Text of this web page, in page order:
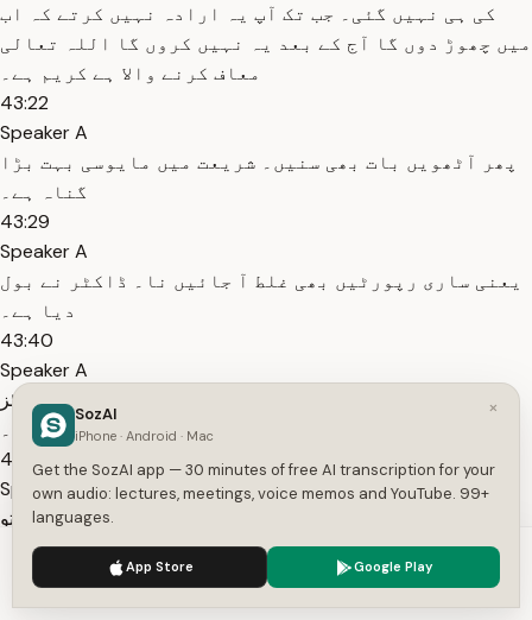
کی ہی نہیں گئی۔ جب تک آپ یہ ارادہ نہیں کرتے کہ اب
میں چھوڑ دوں گا آج کے بعد یہ نہیں کروں گا اللہ تعالی
معاف کرنے والا ہے کریم ہے۔
43:22
Speaker A
پھر آٹھویں بات بھی سنیں۔ شریعت میں مایوسی بہت بڑا
گناہ ہے۔
43:29
Speaker A
یعنی ساری رپورٹیں بھی غلط آ جائیں نا۔ ڈاکٹر نے بول
دیا ہے۔
43:40
Speaker A
کہ بھئی مشکل ہے آپ کا بچنا۔ اس وقت بھی یہ امید چھوڑنا ناجائز
ہے کہ میں نہیں بچوں گا۔
43:48
Speaker A
اس وقت بھی امید یہی رکھنی چاہیے کہ میرا رب اگر فضل کرے تو
فورا شفا عطا فرما دے۔
43:51
Speaker A
We use cookies to enhance your experience.
×
SozAI
iPhone · Android · Mac
Get the SozAI app — 30 minutes of free AI transcription for your
own audio: lectures, meetings, voice memos and YouTube. 99+
languages.
App Store Google Play